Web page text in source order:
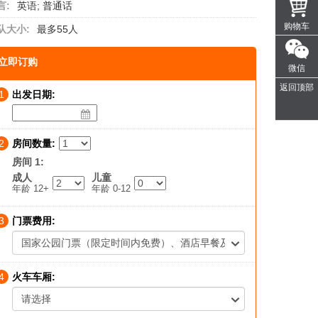
: 英语; 普通话
大小: 最多55人
即订购
出发日期:
房间数量:
房间 1:
成人
年龄 12+
儿童
年龄 0-12
门票费用:
国家公园门票（限定时间内免费）、酒店早餐及服务费——额外收
火车车厢:
请选择
购物车
微信
返回顶部